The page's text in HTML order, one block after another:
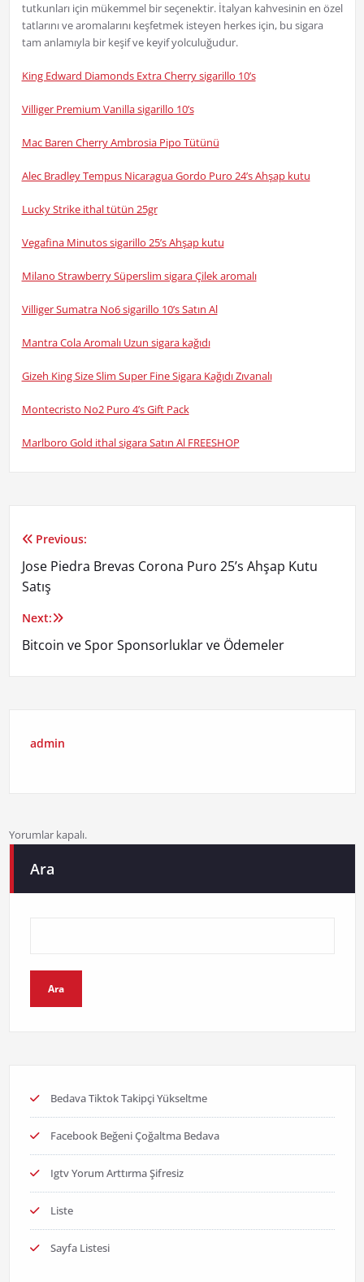
tutkunları için mükemmel bir seçenektir. İtalyan kahvesinin en özel
tatlarını ve aromalarını keşfetmek isteyen herkes için, bu sigara
tam anlamıyla bir keşif ve keyif yolculuğudur.
King Edward Diamonds Extra Cherry sigarillo 10’s
Villiger Premium Vanilla sigarillo 10’s
Mac Baren Cherry Ambrosia Pipo Tütünü
Alec Bradley Tempus Nicaragua Gordo Puro 24’s Ahşap kutu
Lucky Strike ithal tütün 25gr
Vegafina Minutos sigarillo 25’s Ahşap kutu
Milano Strawberry Süperslim sigara Çilek aromalı
Villiger Sumatra No6 sigarillo 10’s Satın Al
Mantra Cola Aromalı Uzun sigara kağıdı
Gizeh King Size Slim Super Fine Sigara Kağıdı Zıvanalı
Montecristo No2 Puro 4’s Gift Pack
Marlboro Gold ithal sigara Satın Al FREESHOP
Yazı
gezinmesi
Previous:
Jose Piedra Brevas Corona Puro 25’s Ahşap Kutu
Satış
Next:
Bitcoin ve Spor Sponsorluklar ve Ödemeler
admin
Yorumlar kapalı.
Ara
Ara
Bedava Tiktok Takipçi Yükseltme
Facebook Beğeni Çoğaltma Bedava
Igtv Yorum Arttırma Şifresiz
Liste
Sayfa Listesi